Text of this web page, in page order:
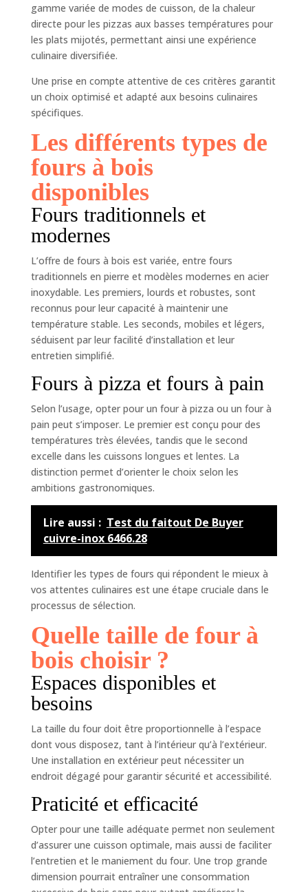
gamme variée de modes de cuisson, de la chaleur
directe pour les pizzas aux basses températures pour
les plats mijotés, permettant ainsi une expérience
culinaire diversifiée.
Une prise en compte attentive de ces critères garantit
un choix optimisé et adapté aux besoins culinaires
spécifiques.
Les différents types de
fours à bois
disponibles
Fours traditionnels et
modernes
L’offre de fours à bois est variée, entre fours
traditionnels en pierre et modèles modernes en acier
inoxydable. Les premiers, lourds et robustes, sont
reconnus pour leur capacité à maintenir une
température stable. Les seconds, mobiles et légers,
séduisent par leur facilité d’installation et leur
entretien simplifié.
Fours à pizza et fours à pain
Selon l’usage, opter pour un four à pizza ou un four à
pain peut s’imposer. Le premier est conçu pour des
températures très élevées, tandis que le second
excelle dans les cuissons longues et lentes. La
distinction permet d’orienter le choix selon les
ambitions gastronomiques.
Lire aussi : Test du faitout De Buyer
cuivre-inox 6466.28
Identifier les types de fours qui répondent le mieux à
vos attentes culinaires est une étape cruciale dans le
processus de sélection.
Quelle taille de four à
bois choisir ?
Espaces disponibles et
besoins
La taille du four doit être proportionnelle à l’espace
dont vous disposez, tant à l’intérieur qu’à l’extérieur.
Une installation en extérieur peut nécessiter un
endroit dégagé pour garantir sécurité et accessibilité.
Praticité et efficacité
Opter pour une taille adéquate permet non seulement
d’assurer une cuisson optimale, mais aussi de faciliter
l’entretien et le maniement du four. Une trop grande
dimension pourrait entraîner une consommation